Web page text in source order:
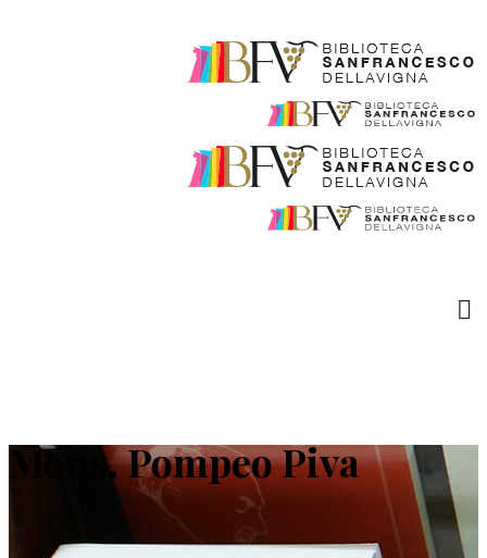
Mons. Pompeo Piva